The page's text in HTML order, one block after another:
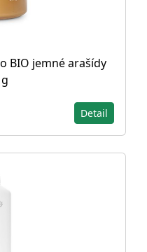
BIO jemné arašídy
Detail